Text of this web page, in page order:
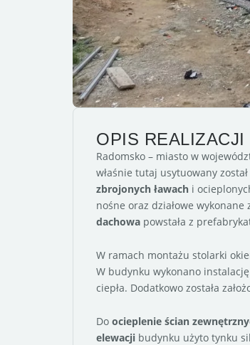
OPIS REALIZACJI
Radomsko – miasto w
właśnie tutaj usytuowany
zbrojonych ławach i
nośne oraz działowe
dachowa powstała z
W ramach montażu stolarki
W budynku wykonano instalację
ciepła. Dodatkowo została
Do ocieplenie ścian
elewacji budynku użyto tynku